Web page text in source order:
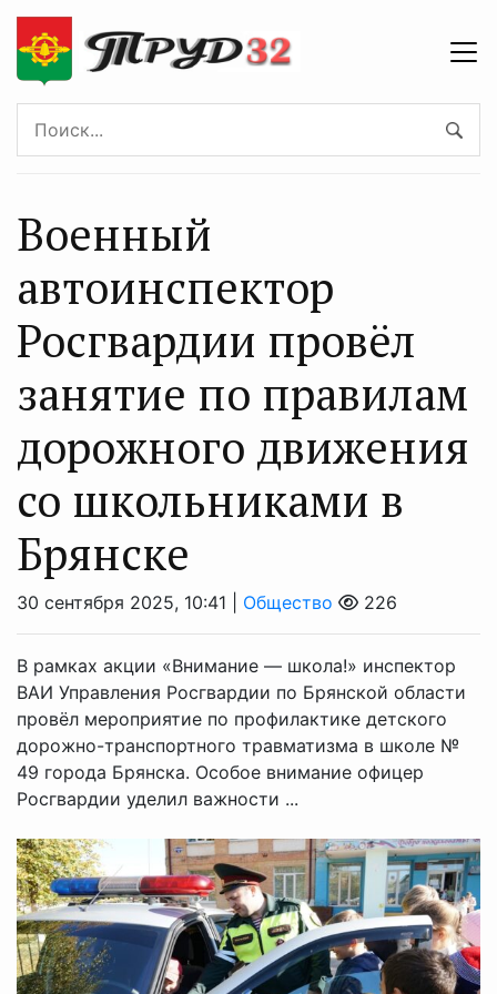
Военный
автоинспектор
Росгвардии провёл
занятие по правилам
дорожного движения
со школьниками в
Брянске
30 сентября 2025, 10:41 | Общество 226
В рамках акции «Внимание — школа!» инспектор
ВАИ Управления Росгвардии по Брянской области
провёл мероприятие по профилактике детского
дорожно-транспортного травматизма в школе №
49 города Брянска. Особое внимание офицер
Росгвардии уделил важности ...